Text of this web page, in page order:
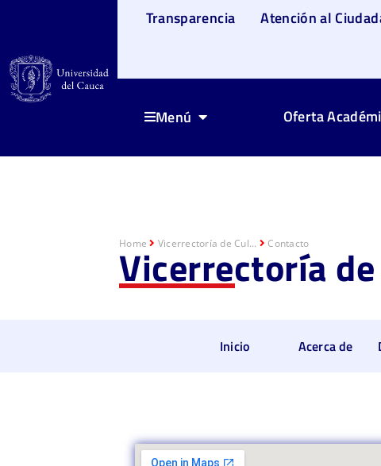
Transparencia Atención al
Menú Oferta
Home Vicerrectoría de Cul... Contacto
Vicerrectoría
Inicio Acerca de